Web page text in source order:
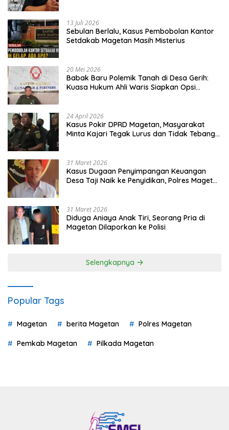
13 Juli 2026
Sebulan Berlalu, Kasus Pembobolan Kantor
Setdakab Magetan Masih Misterius
20 Mei 2026
Babak Baru Polemik Tanah di Desa Gerih:
Kuasa Hukum Ahli Waris Siapkan Opsi
24 April 2026
Kasus Pokir DPRD Magetan, Masyarakat
Minta Kajari Tegak Lurus dan Tidak Tebang
31 Maret 2026
Kasus Dugaan Penyimpangan Keuangan
Desa Taji Naik ke Penyidikan, Polres Magetan
31 Maret 2026
Diduga Aniaya Anak Tiri, Seorang Pria di
Magetan Dilaporkan ke Polisi
Selengkapnya
Popular Tags
Magetan berita Magetan Polres Magetan
Pemkab Magetan Pilkada Magetan